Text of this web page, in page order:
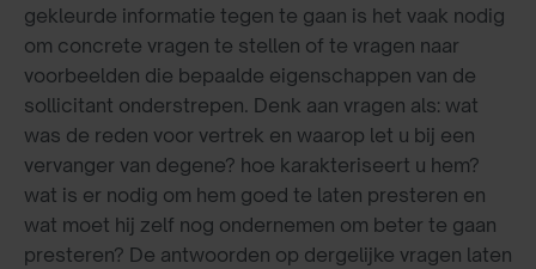
gekleurde informatie tegen te gaan is het vaak nodig
om concrete vragen te stellen of te vragen naar
voorbeelden die bepaalde eigenschappen van de
sollicitant onderstrepen. Denk aan vragen als: wat
was de reden voor vertrek en waarop let u bij een
vervanger van degene? hoe karakteriseert u hem?
wat is er nodig om hem goed te laten presteren en
wat moet hij zelf nog ondernemen om beter te gaan
presteren? De antwoorden op dergelijke vragen laten